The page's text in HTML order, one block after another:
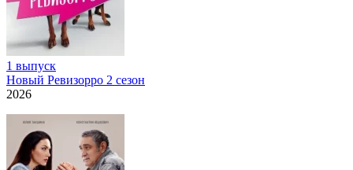
1 выпуск
Новый Ревизорро 2 сезон
2026